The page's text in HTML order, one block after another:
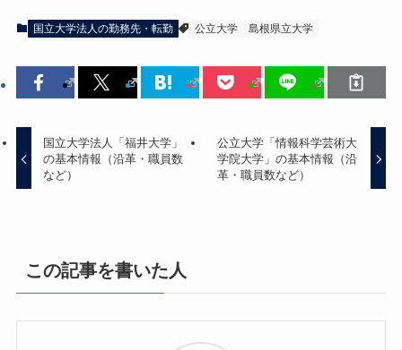
国立大学法人の勤務先・転勤 公立大学 島根県立大学
国立大学法人「福井大学」
の基本情報（沿革・職員数
など）
公立大学「情報科学芸術大
学院大学」の基本情報（沿
革・職員数など）
この記事を書いた人